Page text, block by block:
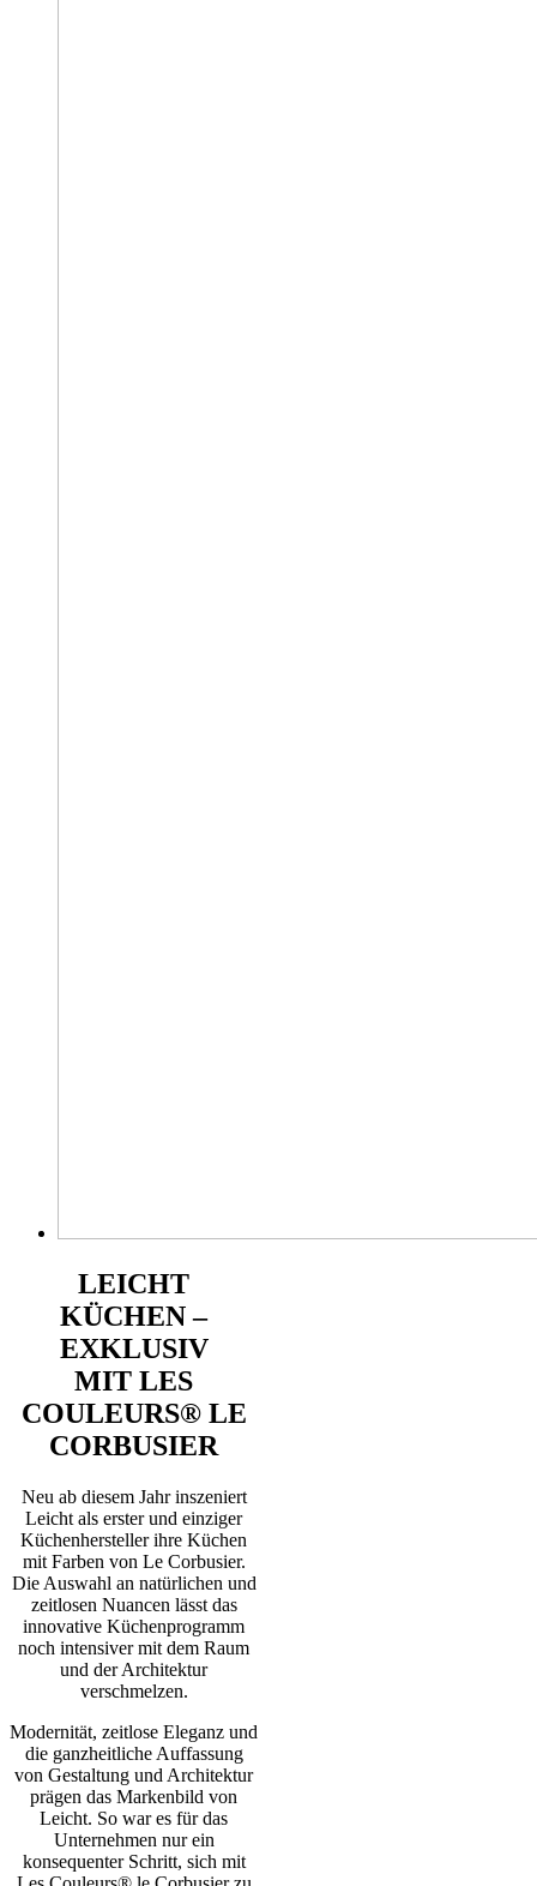
LEICHT
KÜCHEN –
EXKLUSIV
MIT LES
COULEURS® LE
CORBUSIER
Neu ab diesem Jahr inszeniert
Leicht als erster und einziger
Küchenhersteller ihre Küchen
mit Farben von Le Corbusier.
Die Auswahl an natürlichen und
zeitlosen Nuancen lässt das
innovative Küchenprogramm
noch intensiver mit dem Raum
und der Architektur
verschmelzen.
Modernität, zeitlose Eleganz und
die ganzheitliche Auffassung
von Gestaltung und Architektur
prägen das Markenbild von
Leicht. So war es für das
Unternehmen nur ein
konsequenter Schritt, sich mit